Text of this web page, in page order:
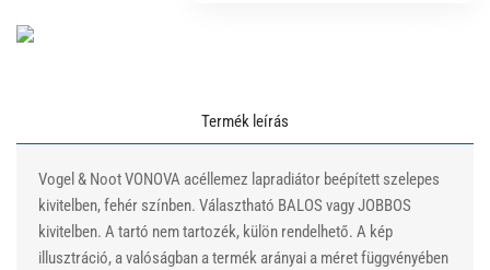
Termék leírás
Vogel & Noot VONOVA acéllemez lapradiátor beépített szelepes
kivitelben, fehér színben. Választható BALOS vagy JOBBOS
kivitelben. A tartó nem tartozék, külön rendelhető. A kép
illusztráció, a valóságban a termék arányai a méret függvényében